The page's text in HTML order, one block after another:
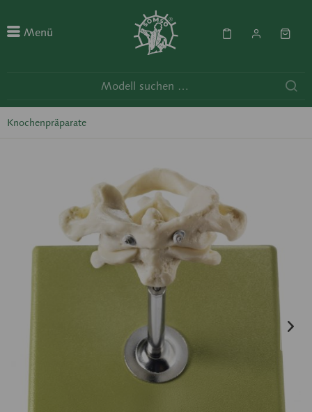
Menü
Knochenpräparate